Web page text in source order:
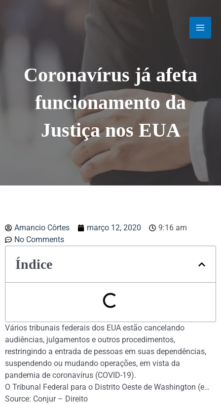
Coronavírus já afeta
funcionamento da
Justiça nos EUA
Amancio Côrtes março 12, 2020
9:16 am
No Comments
Índice
Vários tribunais federais dos EUA estão cancelando
audiências, julgamentos e outros procedimentos,
restringindo a entrada de pessoas em suas dependências,
suspendendo ou mudando operações, em vista da
pandemia de coronavírus (COVID-19).
O Tribunal Federal para o Distrito Oeste de Washington (e…
Source: Conjur – Direito